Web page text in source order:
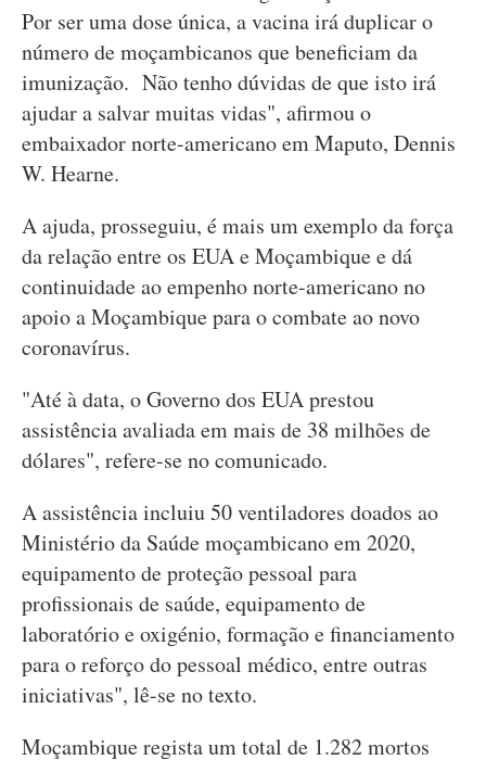
Por ser uma dose única, a vacina irá duplicar o
número de moçambicanos que beneficiam da
imunização. Não tenho dúvidas de que isto irá
ajudar a salvar muitas vidas", afirmou o
embaixador norte-americano em Maputo, Dennis
W. Hearne.
A ajuda, prosseguiu, é mais um exemplo da força
da relação entre os EUA e Moçambique e dá
continuidade ao empenho norte-americano no
apoio a Moçambique para o combate ao novo
coronavírus.
"Até à data, o Governo dos EUA prestou
assistência avaliada em mais de 38 milhões de
dólares", refere-se no comunicado.
A assistência incluiu 50 ventiladores doados ao
Ministério da Saúde moçambicano em 2020,
equipamento de proteção pessoal para
profissionais de saúde, equipamento de
laboratório e oxigénio, formação e financiamento
para o reforço do pessoal médico, entre outras
iniciativas", lê-se no texto.
Moçambique regista um total de 1.282 mortos